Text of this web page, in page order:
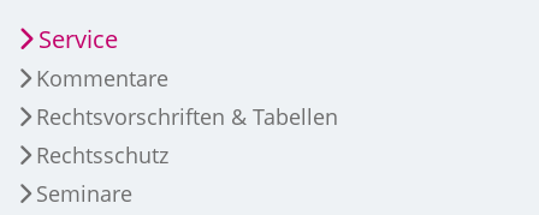
Service
Kommentare
Rechtsvorschriften & Tabellen
Rechtsschutz
Seminare